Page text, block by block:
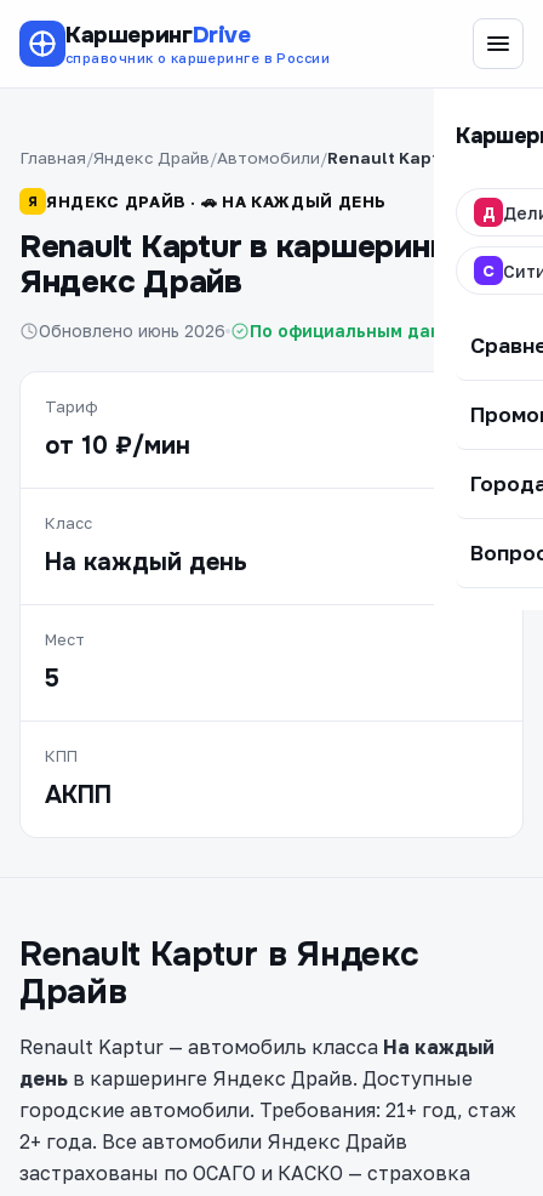
КаршерингDrive
справочник о каршеринге в России
Д
С
Главная Яндекс Драйв Автомобили Renault Kaptur
Я ЯНДЕКС ДРАЙВ · 🚗 НА КАЖДЫЙ ДЕНЬ
Renault Kaptur в каршеринге
Яндекс Драйв
Обновлено июнь 2026 По официальным данным
Тариф
от 10 ₽/мин
Класс
На каждый день
Мест
5
КПП
АКПП
Renault Kaptur в Яндекс
Драйв
Renault Kaptur — автомобиль класса На каждый
день в каршеринге Яндекс Драйв. Доступные
городские автомобили. Требования: 21+ год, стаж
2+ года. Все автомобили Яндекс Драйв
застрахованы по ОСАГО и КАСКО — страховка